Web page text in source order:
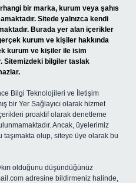
bir marka, kurum veya şahıs
Sitede yalnızca kendi
Burada yer alan içerikler
kurum ve kişiler hakkında
kurum ve kişiler ile isim
Sitemizdeki bilgiler taslak
Bilgi Teknolojileri ve İletişim
bir Yer Sağlayıcı olarak hizmet
proaktif olarak denetleme
Ancak, üyelerimiz
taşımakta olup, siteye üye olarak bu
olduğunu düşündüğünüz
adresine bildirmeniz halinde,